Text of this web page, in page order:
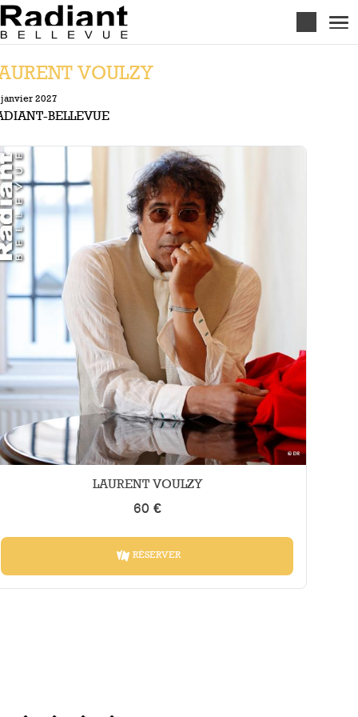
Aller au contenu principal
VOULZY
janvier 2027
BELLEVUE
LAURENT VOULZY
60 €
RÉSERVER